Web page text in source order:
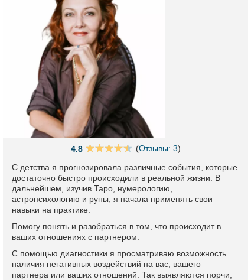
4.8 (Отзывы: 3)
С детства я прогнозировала различные события, которые
достаточно быстро происходили в реальной жизни. В
дальнейшем, изучив Таро, нумерологию,
астропсихологию и руны, я начала применять свои
навыки на практике.
Помогу понять и разобраться в том, что происходит в
ваших отношениях с партнером.
С помощью диагностики я просматриваю возможность
наличия негативных воздействий на вас, вашего
партнера или ваших отношений. Так выявляются порчи,